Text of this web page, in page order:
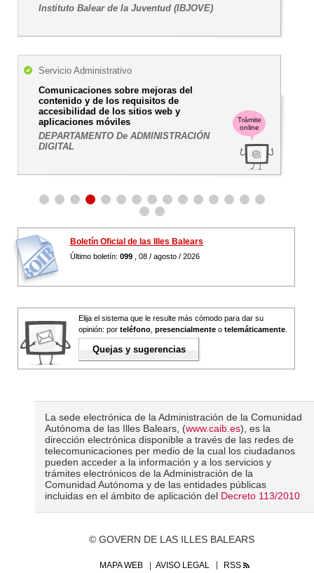
Instituto Balear de la Juventud (IBJOVE)
Trámite
online
Servicio Administrativo
Comunicaciones sobre mejoras del
contenido y de los requisitos de
accesibilidad de los sitios web y
aplicaciones móviles
DEPARTAMENTO De ADMINISTRACIÓN
DIGITAL
Boletín Oficial de las Illes Balears
Último boletín: 099 , 08 / agosto / 2026
Elija el sistema que le resulte más cómodo para dar su
opinión: por teléfono presencialmente o telemáticamente
Quejas y sugerencias
La sede electrónica de la Administración de la Comunidad
Autónoma de las Illes Balears, (www.caib.es), es la
dirección electrónica disponible a través de las redes de
telecomunicaciones per medio de la cual los ciudadanos
pueden acceder a la información y a los servicios y
trámites electrónicos de la Administración de la
Comunidad Autónoma y de las entidades públicas
incluidas en el ámbito de aplicación del Decreto 113/2010
© GOVERN DE LAS ILLES BALEARS
MAPA WEB AVISO LEGAL RSS